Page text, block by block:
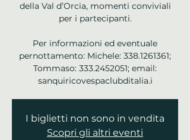
della Val d’Orcia, momenti conviviali
per i partecipanti.
Per informazioni ed eventuale
pernottamento: Michele: 338.1261361;
Tommaso: 333.2452051; email:
sanquiricovespaclubditalia.i
I biglietti non sono in vendita
Scopri gli altri eventi